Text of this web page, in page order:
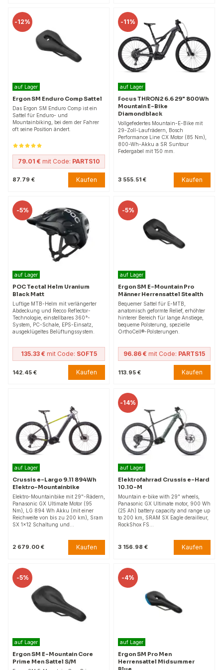
-12%
auf Lager
Ergon SM Enduro Comp Sattel
Das Ergon SM Enduro Comp ist ein
Sattel für Enduro- und
Mountainbiking, bei dem der Fahrer
oft seine Position ändert.
79.01 € mit Code: PARTS10
87.79 € Kaufen
-11%
auf Lager
Focus THRON2 6.6 29" 800Wh
Mountain E-Bike
Diamondblack
Vollgefedertes Mountain-E-Bike mit
29-Zoll-Laufrädern, Bosch
Performance Line CX Motor (85 Nm),
800-Wh-Akku a SR Suntour
Federgabel mit 150 mm.
3 555.51 € Kaufen
-5%
auf Lager
POC Tectal Helm Uranium
Black Matt
Luftige MTB-Helm mit verlängerter
Abdeckung und Recco Reflector-
Technologie, einstellbares 360°-
System, PC-Schale, EPS-Einsatz,
ausgeklügeltes Belüftungssystem.
135.33 € mit Code: SOFT5
142.45 € Kaufen
-5%
auf Lager
Ergon SM E-Mountain Pro
Männer Herrensattel Stealth
Bequemer Sattel für E-MTB,
anatomisch geformte Relief, erhöhter
hinterer Bereich für lange Anstiege,
bequeme Polsterung, spezielle
OrthoCell®-Polsterungen.
96.86 € mit Code: PARTS15
113.95 € Kaufen
auf Lager
Crussis e-Largo 9.11 894Wh
Elektro-Mountainbike
Elektro-Mountainbike mit 29"-Rädern,
Panasonic GX Ultimate Motor (95
Nm), LG 894 Wh Akku (mit einer
Reichweite von bis zu 200 km), Sram
SX 1x12 Schaltung und…
2 679.00 € Kaufen
-14%
auf Lager
Elektrofahrrad Crussis e-Hard
10.10-M
Mountain e-bike with 29" wheels,
Panasonic GX Ultimate motor, 900 Wh
(25 Ah) battery capacity and range up
to 200 km, SRAM SX Eagle derailleur,
RockShox FS…
3 156.98 € Kaufen
-5%
auf Lager
Ergon SM E-Mountain Core
Prime Men Sattel S/M
-4%
auf Lager
Ergon SM Pro Men
Herrensattel Midsummer